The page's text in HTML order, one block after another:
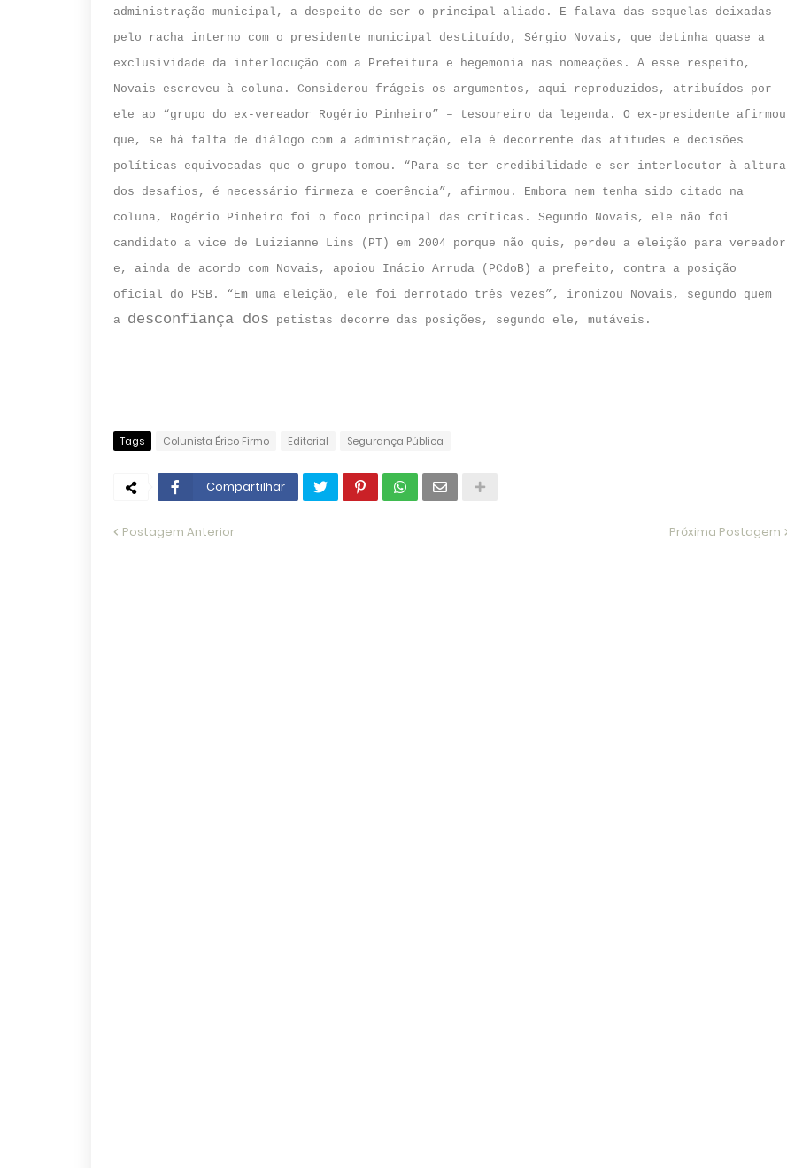
administração municipal, a despeito de ser o principal aliado. E falava das sequelas deixadas
pelo racha interno com o presidente municipal destituído, Sérgio Novais, que detinha quase a
exclusividade da interlocução com a Prefeitura e hegemonia nas nomeações. A esse respeito,
Novais escreveu à coluna. Considerou frágeis os argumentos, aqui reproduzidos, atribuídos por
ele ao “grupo do ex-vereador Rogério Pinheiro” – tesoureiro da legenda. O ex-presidente afirmou
que, se há falta de diálogo com a administração, ela é decorrente das atitudes e decisões
políticas equivocadas que o grupo tomou. “Para se ter credibilidade e ser interlocutor à altura
dos desafios, é necessário firmeza e coerência”, afirmou. Embora nem tenha sido citado na
coluna, Rogério Pinheiro foi o foco principal das críticas. Segundo Novais, ele não foi
candidato a vice de Luizianne Lins (PT) em 2004 porque não quis, perdeu a eleição para vereador
e, ainda de acordo com Novais, apoiou Inácio Arruda (PCdoB) a prefeito, contra a posição
oficial do PSB. “Em uma eleição, ele foi derrotado três vezes”, ironizou Novais, segundo quem
a desconfiança dos petistas decorre das posições, segundo ele, mutáveis.
Tags Colunista Érico Firmo Editorial Segurança Pública
Compartilhar
Postagem Anterior Próxima Postagem